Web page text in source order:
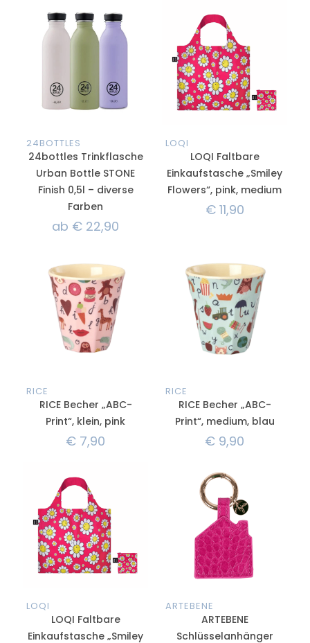
24BOTTLES
24bottles Trinkflasche
Urban Bottle STONE
Finish 0,5l – diverse
Farben
ab € 22,90
LOQI
LOQI Faltbare
Einkaufstasche „Smiley
Flowers“, pink, medium
€11,90
RICE
RICE Becher „ABC-
Print“, klein, pink
€ 7,90
RICE
RICE Becher „ABC-
Print“, medium, blau
€ 9,90
LOQI
LOQI Faltbare
Einkaufstasche „Smiley
ARTEBENE
ARTEBENE
Schlüsselanhänger